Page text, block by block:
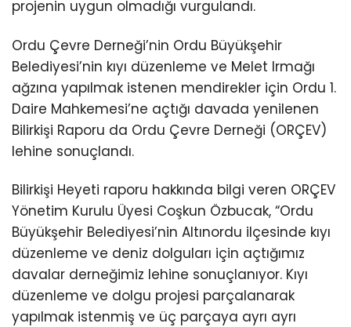
projenin uygun olmadığı vurgulandı.
Ordu Çevre Derneği’nin Ordu Büyükşehir
Belediyesi’nin kıyı düzenleme ve Melet Irmağı
ağzına yapılmak istenen mendirekler için Ordu 1.
Daire Mahkemesi’ne açtığı davada yenilenen
Bilirkişi Raporu da Ordu Çevre Derneği (ORÇEV)
lehine sonuçlandı.
Bilirkişi Heyeti raporu hakkında bilgi veren ORÇEV
Yönetim Kurulu Üyesi Coşkun Özbucak, “Ordu
Büyükşehir Belediyesi’nin Altınordu ilçesinde kıyı
düzenleme ve deniz dolguları için açtığımız
davalar derneğimiz lehine sonuçlanıyor. Kıyı
düzenleme ve dolgu projesi parçalanarak
yapılmak istenmiş ve üç parçaya ayrı ayrı